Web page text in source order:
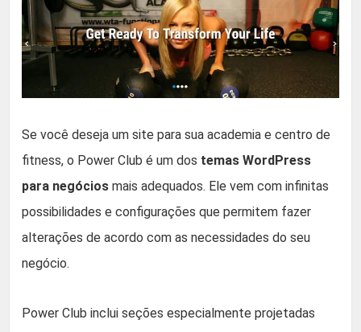
Se você deseja um site para sua academia e centro de
fitness, o Power Club é um dos temas WordPress
para negócios mais adequados. Ele vem com infinitas
possibilidades e configurações que permitem fazer
alterações de acordo com as necessidades do seu
negócio.
Power Club inclui seções especialmente projetadas